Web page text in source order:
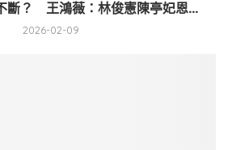
斷？ 王鴻薇：林俊憲陳亭妃恩...
2026-02-09